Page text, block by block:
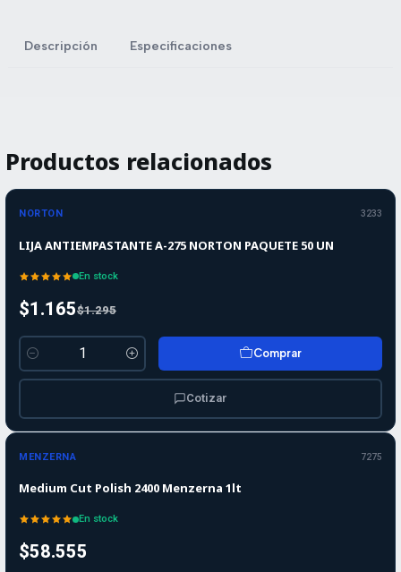
Descripción Especificaciones
Productos relacionados
-10%
-10%OFF
NORTON 3233
LIJA ANTIEMPASTANTE A-275 NORTON PAQUETE 50 UN
En stock
$1.165$1.295
Cantidad
Comprar
Cotizar
MENZERNA 7275
Medium Cut Polish 2400 Menzerna 1lt
En stock
$58.555